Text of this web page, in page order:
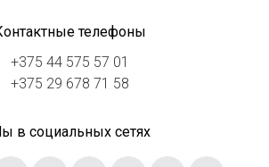
телефоны
+375 44 575 57 01
+375 29 678 71 58
в социальных сетях